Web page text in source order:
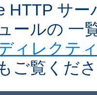
HTTP サ
ールの 一
ィレクテ
ご覧くだ